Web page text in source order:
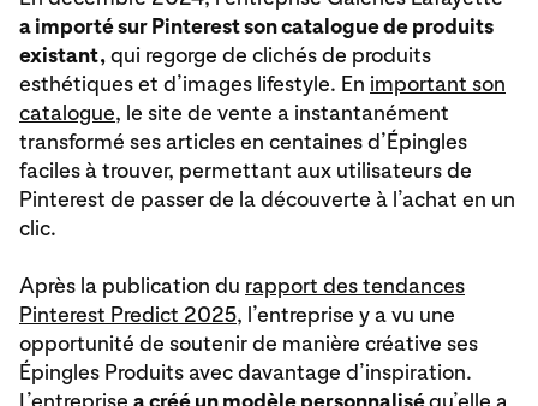
a importé sur Pinterest son catalogue de produits
existant,qui regorge de clichésde produits
esthétiques et d’images lifestyle. En important son
catalogue, le site de vente a instantanément
transformé ses articles en centaines d’Épingles
faciles à trouver, permettant aux utilisateurs de
Pinterest de passer de la découverte à l’achat en un
clic.
Après la publication du rapport des tendances
Pinterest Predict 2025, l’entreprise y a vu une
opportunité de soutenir de manière créative ses
Épingles Produits avec davantage d’inspiration.
L’entreprise a créé un modèle personnaliséqu’elle a